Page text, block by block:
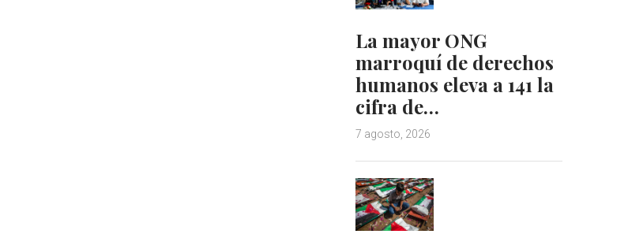
La mayor ONG
marroquí de derechos
humanos eleva a 141 la
cifra de…
7 agosto, 2026